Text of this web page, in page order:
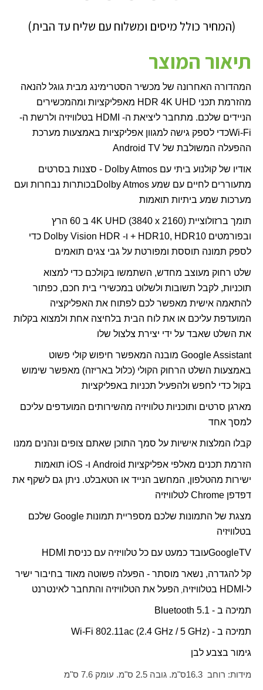
(המחיר כולל מיסים ומשלוח עם שליח עד הבית)
תיאור המוצר
המהדורה האחרונה של מכשיר הסטרימינג מבית גוגל להנאה
מהזרמת תכני HDR 4K UHD מאפליקציות ומהמכשירים
הניידים שלכם. מתחבר ליציאת ה- HDMI בטלוויזיה ולרשת ה-
Wi-Fiכדי לספק גישה למגוון אפליקציות באמצעות מערכת
ההפעלה המשולבת של Android TV
אודיו של קולנוע ביתי עם Dolby Atmos - סצנות בסרטים
מתעוררים לחיים עם שמע Dolby Atmosבכותרות נבחרות ועם
מערכות שמע ביתיות תואמות
תומך ברזולוציית 4K UHD (3840 x 2160)
ב 60 הרץ
ובפורמטים HDR10, HDR10 + ו- Dolby Vision HDR כדי
לספק תמונה תוססת ומפורטת על גבי צגים תואמים
שלט רחוק מעוצב מחדש, השתמשו בקולכם כדי למצוא
תוכניות, לקבל תשובות ולשלוט במכשירי בית חכם, כפתור
להתאמה אישית מאפשר לכם לפתוח את האפליקציה
המועדפת עליכם או את לוח הבית בלחיצה אחת ולמצוא בקלות
את השלט שאבד על ידי יצירת צלצול שלו
Google Assistant מובנה המאפשר חיפוש קולי פשוט
באמצעות השלט הרחוק הקולי (כלול באריזה) מאפשר שימוש
בקול כדי לחפש ולהפעיל תכניות באפליקציות
מארגן סרטים ותוכניות טלוויזיה מהשירותים המועדפים עליכם
למסך אחד
קבלו המלצות אישיות על סמך התוכן שאתם צופים ונהנים ממנו
הזרמת תכנים מאלפי אפליקציות Android ו- iOS תואמות
ישירות מהטלפון, המחשב הנייד או הטאבלט. ניתן גם לשקף את
דפדפן Chrome לטלוויזיה
מצגת של התמונות שלכם מספריית תמונות Google שלכם
בטלוויזיה
TV
Googleעובד כמעט עם כל טלוויזיה עם כניסת HDMI
קל להגדרה, נשאר מוסתר - הפעלה פשוטה מאוד בחיבור ישיר
ל- HDMI בטלוויזיה, הפעל את הטלוויזיה והתחבר לאינטרנט
תמיכה ב - Bluetooth 5.1
תמיכה ב - Wi-Fi 802.11ac (2.4 GHz / 5 GHz)
גימור בצבע לבן
מידות: רוחב 16.3 ס"מ. גובה 2.5 ס"מ. עומק 7.6 ס"מ